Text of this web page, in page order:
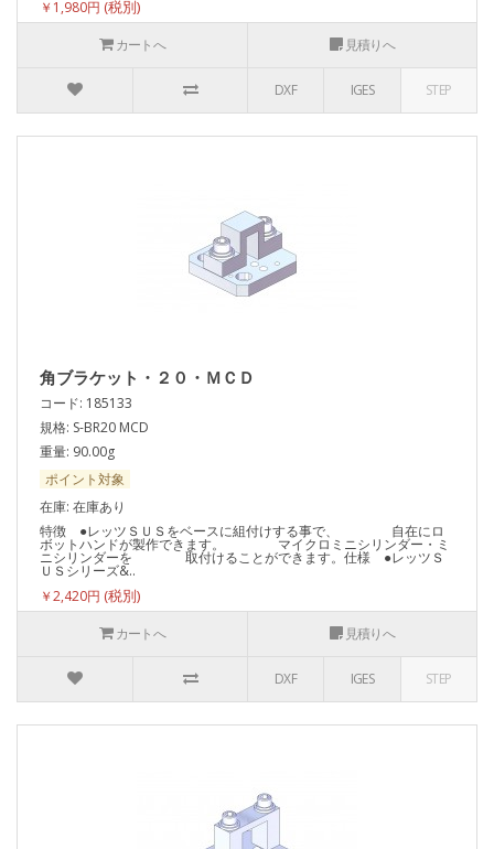
￥1,980円
カートへ
見積りへ
DXF IGES STEP
角ブラケット・２０・ＭＣＤ
コード: 185133
規格: S-BR20 MCD
重量: 90.00g
ポイント対象
在庫: 在庫あり
特徴 ●レッツＳＵＳをベースに組付けする事で、 自在にロ
ボットハンドが製作できます。 マイクロミニシリンダー・ミ
ニシリンダーを 取付けることができます。仕様 ●レッツＳ
ＵＳシリーズ&..
￥2,420円
カートへ
見積りへ
DXF IGES STEP